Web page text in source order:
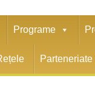
Programe